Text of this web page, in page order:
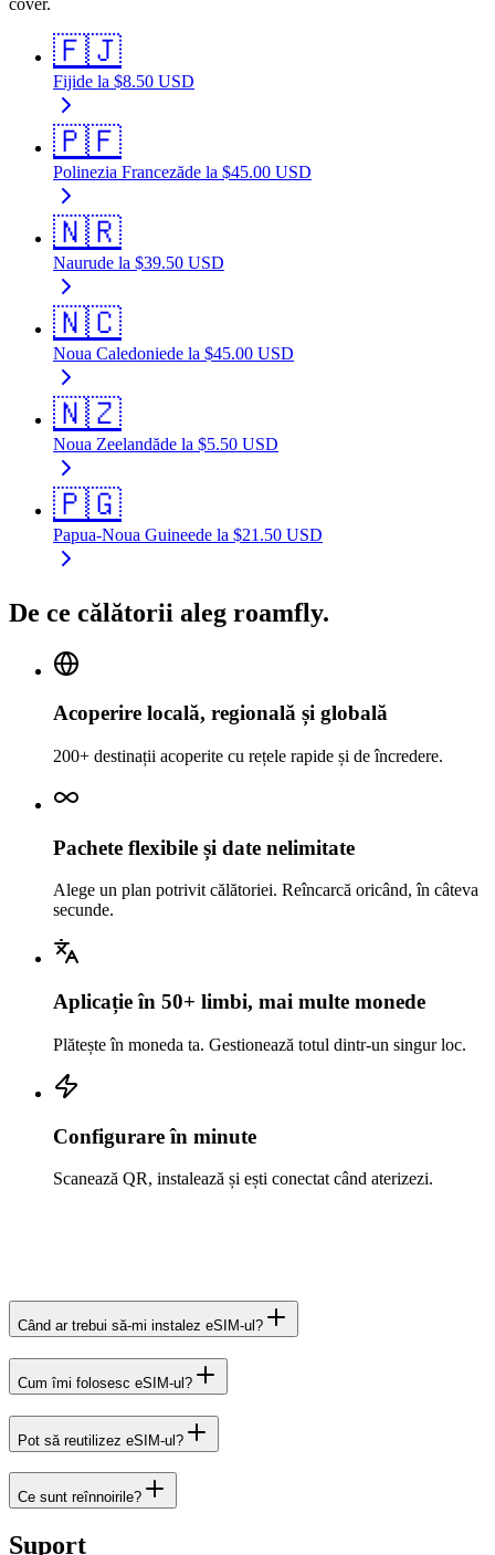
🇫🇯
Fijide la $8.50 USD
🇵🇫
Polinezia Francezăde la $45.00 USD
🇳🇷
Naurude la $39.50 USD
🇳🇨
Noua Caledoniede la $45.00 USD
🇳🇿
Noua Zeelandăde la $5.50 USD
🇵🇬
Papua-Noua Guineede la $21.50 USD
De ce călătorii aleg roamfly.
Acoperire locală, regională și globală
200+ destinații acoperite cu rețele rapide și de încredere.
Pachete flexibile și date nelimitate
Alege un plan potrivit călătoriei. Reîncarcă oricând, în câteva
secunde.
Aplicație în 50+ limbi, mai multe monede
Plătește în moneda ta. Gestionează totul dintr-un singur loc.
Configurare în minute
Scanează QR, instalează și ești conectat când aterizezi.
Când ar trebui să-mi instalez eSIM-ul?
Cum îmi folosesc eSIM-ul?
Pot să reutilizez eSIM-ul?
Ce sunt reînnoirile?
Suport